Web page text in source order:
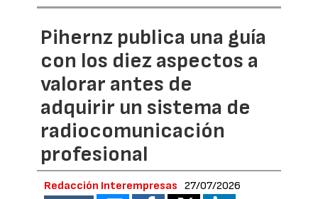
Pihernz publica una guía
con los diez aspectos a
valorar antes de
adquirir un sistema de
radiocomunicación
profesional
Redacción Interempresas 27/07/2026